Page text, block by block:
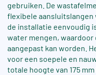
gebruiken. De
flexibele aansluitslangen
de installatie eenvoudig
water mengen,
aangepast kan worden.
voor een soepele en
totale hoogte van 175